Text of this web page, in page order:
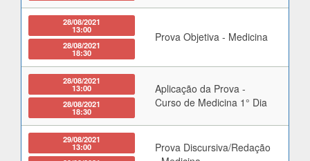
28/08/2021
13:00
28/08/2021
18:30
Prova Objetiva - Medicina
28/08/2021
13:00
28/08/2021
18:30
Aplicação da Prova -
Curso de Medicina 1° Dia
29/08/2021
13:00
Prova Discursiva/Redação